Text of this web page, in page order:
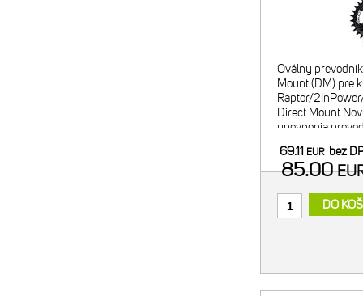
Oválny
Mount (DM) pre
Raptor/
Direct Mount
upevnenia
do sytému
69.11 EUR bez
85.00
DO